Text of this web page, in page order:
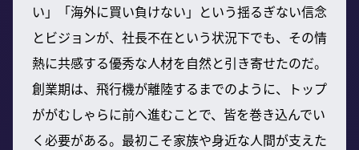
い」「海外に買い負けない」という揺るぎない信念
とビジョンが、社長不在という状況下でも、その情
熱に共感する優秀な人材を自然と引き寄せたのだ。
創業期は、飛行機が離陸するまでのように、トップ
ががむしゃらに前へ進むことで、皆を巻き込んでい
く必要がある。最初こそ家族や身近な人間が支えた